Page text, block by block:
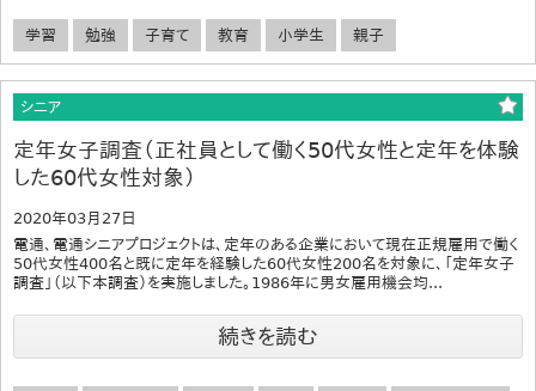
学習 勉強 子育て 教育 小学生 親子
シニア
定年女子調査（正社員として働く50代女性と定年を体験
した60代女性対象）
2020年03月27日
電通、電通シニアプロジェクトは、定年のある企業において現在正規雇用で働く
50代女性400名と既に定年を経験した60代女性200名を対象に、「定年女子
調査」（以下本調査）を実施しました。1986年に男女雇用機会均...
続きを読む